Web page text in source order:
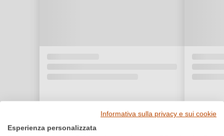
Informativa sulla privacy e sui cookie
Esperienza personalizzata